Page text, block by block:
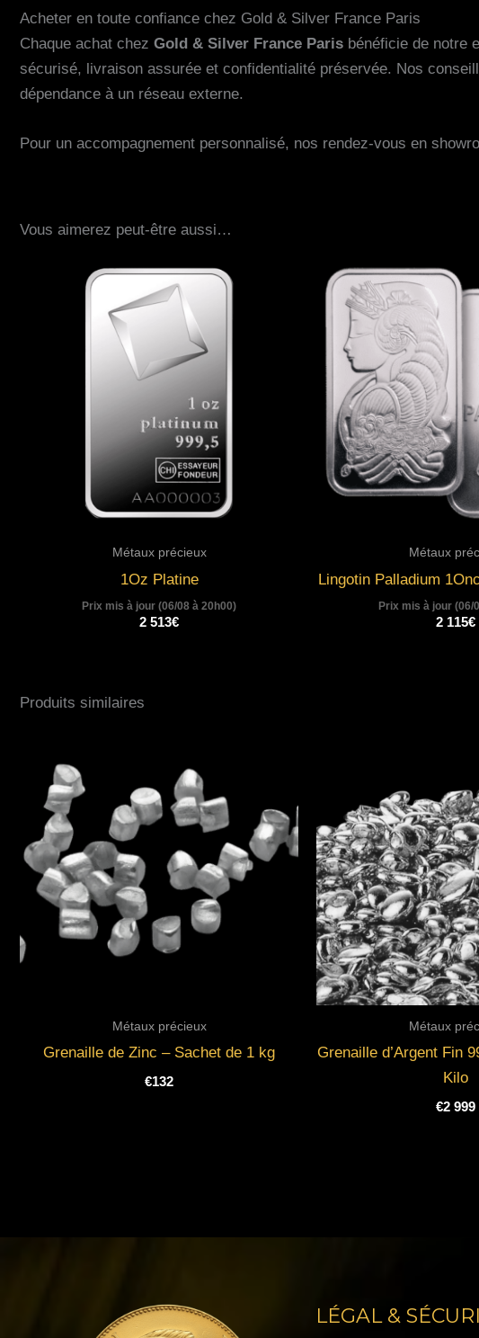
Acheter en toute confiance chez Gold & Silver France Paris
Chaque achat chez Gold & Silver France Paris bénéficie de notre
sécurisé, livraison assurée et confidentialité préservée. Nos
dépendance à un réseau externe.
Pour un accompagnement personnalisé, nos rendez-vous en
Vous aimerez peut-être aussi…
Métaux précieux
1Oz Platine
Prix mis à jour (06/08 à 20h00)
2 513€
Métaux
Lingotin Palladium
Prix mis à jour (06/
2 115€
Produits similaires
Métaux précieux
Grenaille de Zinc – Sachet de 1 kg
€132
Métaux
Grenaille d’Argent Fin
Kilo
€2 999
LÉGAL &